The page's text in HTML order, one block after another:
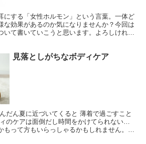
にする「女性ホルモン」という言葉。一体ど
な効果があるのか気になりませんか？今回は
いて書いていこうと思います。よろしければ
見落としがちなボディケア
だん夏に近づいてくると 薄着で過ごすこと
のケアは面倒だし時間をかけてられない…
って方もいらっしゃるかもしれません。